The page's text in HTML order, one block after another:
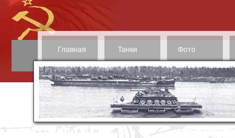
Главная Танки Фото